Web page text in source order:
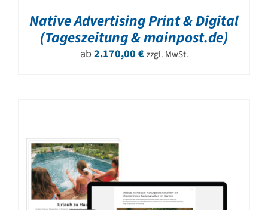
Native Advertising Print & Digital
(Tageszeitung & mainpost.de)
ab 2.170,00 € zzgl. MwSt.